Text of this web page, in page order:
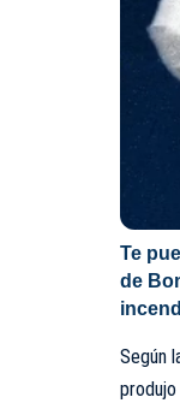
Te
de
Según